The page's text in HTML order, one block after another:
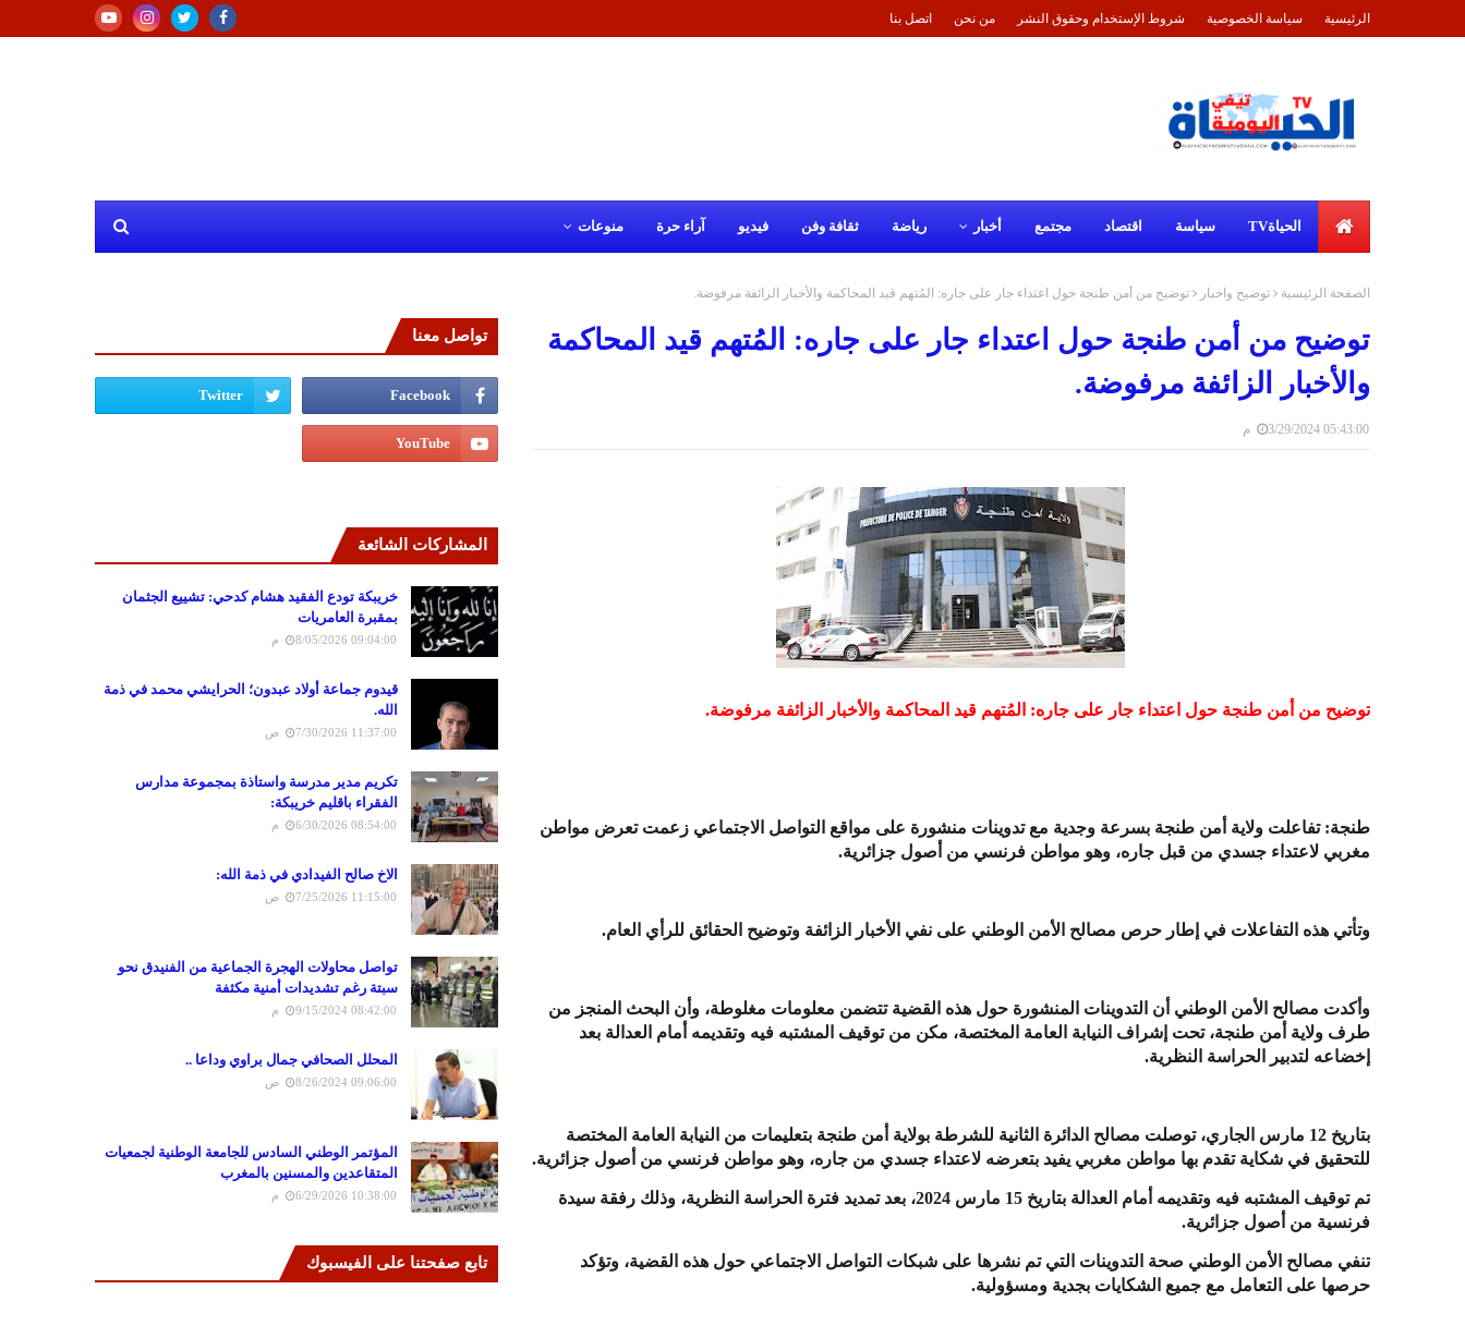
الرئيسية سياسة الخصوصية شروط الإستخدام وحقوق النشر من نحن اتصل بنا
الحياةTV سياسة اقتصاد مجتمع أخبار رياضة ثقافة وفن فيديو آراء حرة منوعات
الصفحة الرئيسية توضيح واخبار توضيح من أمن طنجة حول اعتداء جار على جاره: المُتهم قيد المحاكمة والأخبار الزائفة مرفوضة.
توضيح من أمن طنجة حول اعتداء جار على جاره: المُتهم قيد المحاكمة
والأخبار الزائفة مرفوضة.
3/29/2024 05:43:00 م
توضيح من أمن طنجة حول اعتداء جار على جاره: المُتهم قيد المحاكمة والأخبار الزائفة مرفوضة.
طنجة: تفاعلت ولاية أمن طنجة بسرعة وجدية مع تدوينات منشورة على مواقع التواصل الاجتماعي زعمت تعرض مواطن
مغربي لاعتداء جسدي من قبل جاره، وهو مواطن فرنسي من أصول جزائرية.
وتأتي هذه التفاعلات في إطار حرص مصالح الأمن الوطني على نفي الأخبار الزائفة وتوضيح الحقائق للرأي العام.
وأكدت مصالح الأمن الوطني أن التدوينات المنشورة حول هذه القضية تتضمن معلومات مغلوطة، وأن البحث المنجز من
طرف ولاية أمن طنجة، تحت إشراف النيابة العامة المختصة، مكن من توقيف المشتبه فيه وتقديمه أمام العدالة بعد
إخضاعه لتدبير الحراسة النظرية.
بتاريخ 12 مارس الجاري، توصلت مصالح الدائرة الثانية للشرطة بولاية أمن طنجة بتعليمات من النيابة العامة المختصة
للتحقيق في شكاية تقدم بها مواطن مغربي يفيد بتعرضه لاعتداء جسدي من جاره، وهو مواطن فرنسي من أصول جزائرية.
تم توقيف المشتبه فيه وتقديمه أمام العدالة بتاريخ 15 مارس 2024، بعد تمديد فترة الحراسة النظرية، وذلك رفقة سيدة
فرنسية من أصول جزائرية.
تنفي مصالح الأمن الوطني صحة التدوينات التي تم نشرها على شبكات التواصل الاجتماعي حول هذه القضية، وتؤكد
حرصها على التعامل مع جميع الشكايات بجدية ومسؤولية.
تواصل معنا
المشاركات الشائعة
خريبكة تودع الفقيد هشام كدحي: تشييع الجثمان
بمقبرة العامريات
8/05/2026 09:04:00 م
قيدوم جماعة أولاد عبدون؛ الحرايشي محمد في ذمة
الله.
7/30/2026 11:37:00 ص
تكريم مدير مدرسة واستاذة بمجموعة مدارس
الفقراء باقليم خريبكة:
6/30/2026 08:54:00 م
الاخ صالح الفيدادي في ذمة الله:
7/25/2026 11:15:00 ص
تواصل محاولات الهجرة الجماعية من الفنيدق نحو
سبتة رغم تشديدات أمنية مكثفة
9/15/2024 08:42:00 م
المحلل الصحافي جمال براوي وداعا ..
8/26/2024 09:06:00 ص
المؤتمر الوطني السادس للجامعة الوطنية لجمعيات
المتقاعدين والمسنين بالمغرب
6/29/2026 10:38:00 م
تابع صفحتنا على الفيسبوك